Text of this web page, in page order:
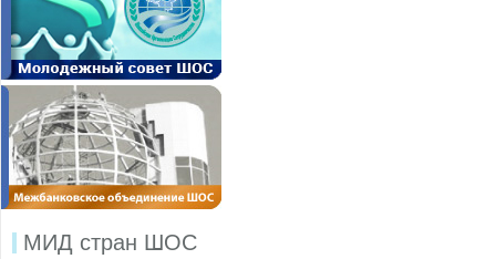
МИД стран ШОС